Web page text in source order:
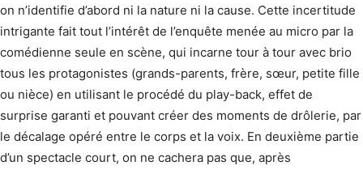
on n’identifie d’abord ni la nature ni la cause. Cette incertitude
intrigante fait tout l’intérêt de l’enquête menée au micro par la
comédienne seule en scène, qui incarne tour à tour avec brio
tous les protagonistes (grands-parents, frère, sœur, petite fille
ou nièce) en utilisant le procédé du play-back, effet de
surprise garanti et pouvant créer des moments de drôlerie, par
le décalage opéré entre le corps et la voix. En deuxième partie
d’un spectacle court, on ne cachera pas que, après